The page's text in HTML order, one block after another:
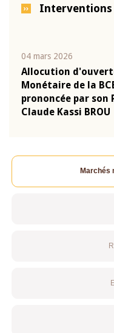
Interventions
04 mars 2026
Allocution
Monétaire de la
prononcée par son
Claude Kassi BROU
Marchés